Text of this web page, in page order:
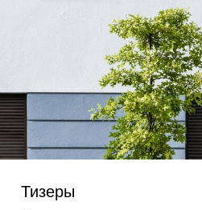
Тизеры